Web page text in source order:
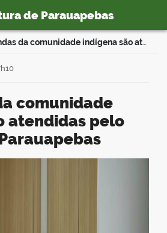
de Parauapebas
Demandas da comunidade indígena são atendidas pelo governo de Parauapebas
atendidas pelo